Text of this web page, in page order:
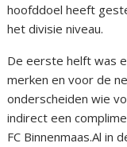
hoofddoel heeft
het divisie niveau.
De eerste helft was
merken en voor de
onderscheiden wie
indirect een
FC Binnenmaas.Al in